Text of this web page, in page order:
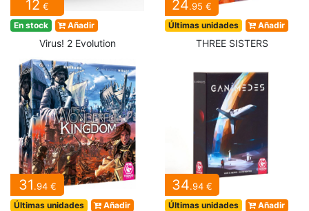
12 €
En stock Añadir
Virus! 2 Evolution
24.95 €
Últimas unidades Añadir
THREE SISTERS
31.94 €
Últimas unidades Añadir
34.94 €
Últimas unidades Añadir